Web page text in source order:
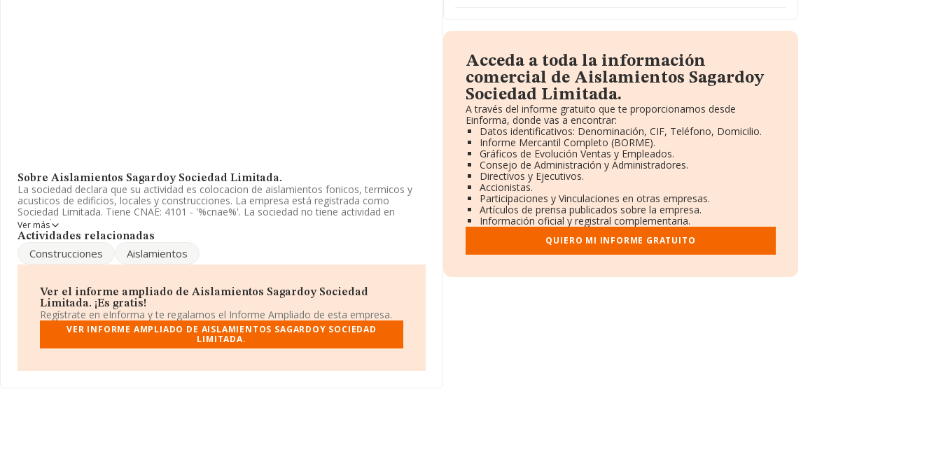
Sobre Aislamientos Sagardoy Sociedad Limitada.
La sociedad declara que su actividad es colocacion de aislamientos fonicos, termicos y
acusticos de edificios, locales y construcciones. La empresa está registrada como
Sociedad Limitada. Tiene CNAE: 4101 - '%cnae%'. La sociedad no tiene actividad en
mercados exteriores.
encuentra en Camino El Pocico núm. 5 2 B, (04720), en el municipio de Aguadulce, en
Almería, Andalucía.
En base a la información de la que dispone INFORMA sobre 188.948 compañías, en el
ámbito nacional la facturación alcanza la cifra de 36.783 millones de euros y la media de
facturación de ventas entre todas las compañías alcanza los 194 mil euros. Para aportar
ulterior información de interés en el ámbito sectorial, la media de empleados de las
empresas es de 2. La media de antigüedad desde la constitución es de 17 años.
Ver más
Actividades relacionadas
Construcciones Aislamientos
Ver el informe ampliado de Aislamientos Sagardoy Sociedad
Limitada. ¡Es gratis!
Regístrate en eInforma y te regalamos el Informe Ampliado de esta empresa.
VER INFORME AMPLIADO DE AISLAMIENTOS SAGARDOY SOCIEDAD
LIMITADA.
Acceda a toda la información
comercial de Aislamientos Sagardoy
Sociedad Limitada.
A través del informe gratuito que te proporcionamos desde
Einforma, donde vas a encontrar:
Datos identificativos: Denominación, CIF, Teléfono, Domicilio.
Informe Mercantil Completo (BORME).
Gráficos de Evolución Ventas y Empleados.
Consejo de Administración y Administradores.
Directivos y Ejecutivos.
Accionistas.
Participaciones y Vinculaciones en otras empresas.
Artículos de prensa publicados sobre la empresa.
Información oficial y registral complementaria.
QUIERO MI INFORME GRATUITO